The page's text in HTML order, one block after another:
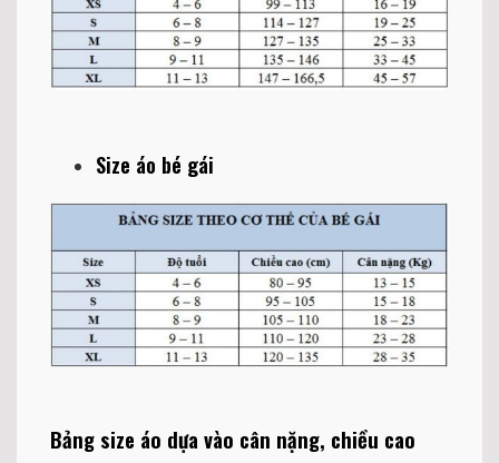
Size áo bé gái
Bảng size áo dựa vào cân nặng, chiều cao